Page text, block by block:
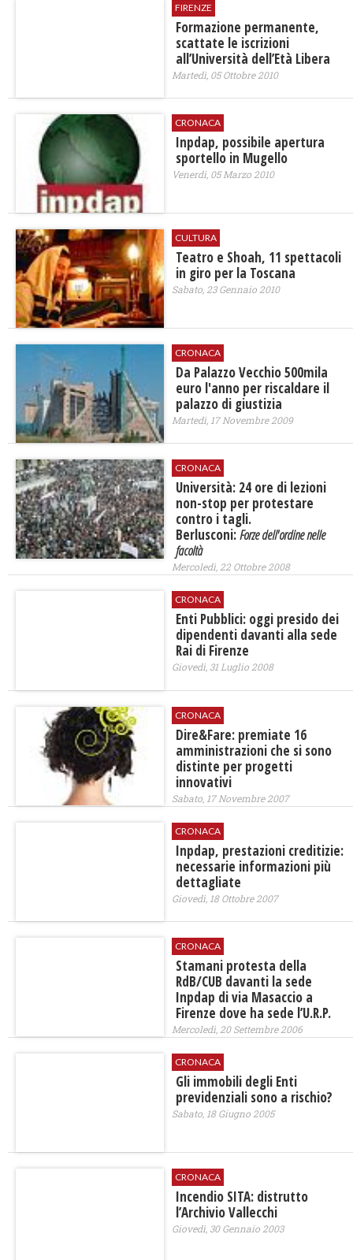
FIRENZE
Formazione permanente,
scattate le iscrizioni
all’Università dell’Età Libera
Martedì, 05 Ottobre 2010
CRONACA
Inpdap, possibile apertura
sportello in Mugello
Venerdì, 05 Marzo 2010
CULTURA
Teatro e Shoah, 11 spettacoli
in giro per la Toscana
Sabato, 23 Gennaio 2010
CRONACA
Da Palazzo Vecchio 500mila
euro l'anno per riscaldare il
palazzo di giustizia
Martedì, 17 Novembre 2009
CRONACA
Università: 24 ore di lezioni
non-stop per protestare
contro i tagli.
Berlusconi:Forze dell'ordine nelle
facoltà
Mercoledì, 22 Ottobre 2008
CRONACA
Enti Pubblici: oggi presido dei
dipendenti davanti alla sede
Rai di Firenze
Giovedì, 31 Luglio 2008
CRONACA
Dire&Fare: premiate 16
amministrazioni che si sono
distinte per progetti
innovativi
Sabato, 17 Novembre 2007
CRONACA
Inpdap, prestazioni creditizie:
necessarie informazioni più
dettagliate
Giovedì, 18 Ottobre 2007
CRONACA
Stamani protesta della
RdB/CUB davanti la sede
Inpdap di via Masaccio a
Firenze dove ha sede l’U.R.P.
Mercoledì, 20 Settembre 2006
CRONACA
Gli immobili degli Enti
previdenziali sono a rischio?
Sabato, 18 Giugno 2005
CRONACA
Incendio SITA: distrutto
l’Archivio Vallecchi
Giovedì, 30 Gennaio 2003